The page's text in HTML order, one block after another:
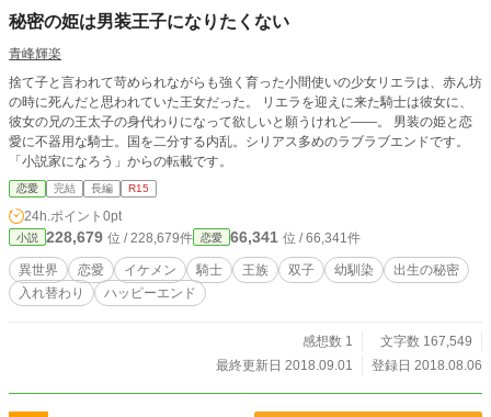
秘密の姫は男装王子になりたくない
青峰輝楽
捨て子と言われて苛められながらも強く育った小間使いの少女リエラは、赤ん坊
の時に死んだと思われていた王女だった。 リエラを迎えに来た騎士は彼女に、
彼女の兄の王太子の身代わりになって欲しいと願うけれど――。 男装の姫と恋
愛に不器用な騎士。国を二分する内乱。シリアス多めのラブラブエンドです。
「小説家になろう」からの転載です。
恋愛 完結 長編 R15
24h.ポイント 0pt
小説 228,679 位 / 228,679件 恋愛 66,341 位 / 66,341件
異世界 恋愛 イケメン 騎士 王族 双子 幼馴染
出生の秘密
入れ替わり
ハッピーエンド
感想数 1
文字数 167,549
最終更新日 2018.09.01
登録日 2018.08.06